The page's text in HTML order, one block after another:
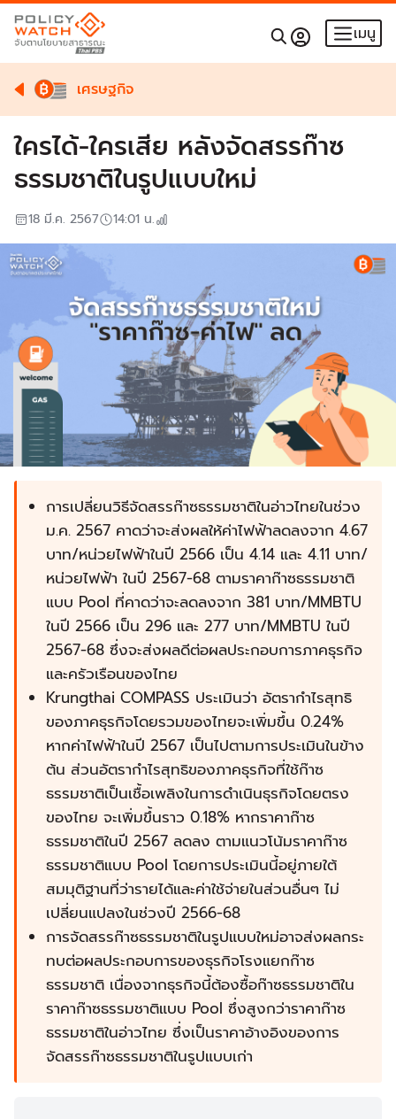
เมนู
เศรษฐกิจ
ใครได้-ใครเสีย หลังจัดสรรก๊าซ
ธรรมชาติในรูปแบบใหม่
18 มี.ค. 2567 14:01 น.
การเปลี่ยนวิธีจัดสรรก๊าซธรรมชาติในอ่าวไทยในช่วง
ม.ค. 2567 คาดว่าจะส่งผลให้ค่าไฟฟ้าลดลงจาก 4.67
บาท/หน่วยไฟฟ้าในปี 2566 เป็น 4.14 และ 4.11 บาท/
หน่วยไฟฟ้า ในปี 2567-68 ตามราคาก๊าซธรรมชาติ
แบบ Pool ที่คาดว่าจะลดลงจาก 381 บาท/MMBTU
ในปี 2566 เป็น 296 และ 277 บาท/MMBTU ในปี
2567-68 ซึ่งจะส่งผลดีต่อผลประกอบการภาคธุรกิจ
และครัวเรือนของไทย
Krungthai COMPASS ประเมินว่า อัตรากำไรสุทธิ
ของภาคธุรกิจโดยรวมของไทยจะเพิ่มขึ้น 0.24%
หากค่าไฟฟ้าในปี 2567 เป็นไปตามการประเมินในข้าง
ต้น ส่วนอัตรากำไรสุทธิของภาคธุรกิจที่ใช้ก๊าซ
ธรรมชาติเป็นเชื้อเพลิงในการดำเนินธุรกิจโดยตรง
ของไทย จะเพิ่มขึ้นราว 0.18% หากราคาก๊าซ
ธรรมชาติในปี 2567 ลดลง ตามแนวโน้มราคาก๊าซ
ธรรมชาติแบบ Pool โดยการประเมินนี้อยู่ภายใต้
สมมุติฐานที่ว่ารายได้และค่าใช้จ่ายในส่วนอื่นๆ ไม่
เปลี่ยนแปลงในช่วงปี 2566-68
การจัดสรรก๊าซธรรมชาติในรูปแบบใหม่อาจส่งผลกระ
ทบต่อผลประกอบการของธุรกิจโรงแยกก๊าซ
ธรรมชาติ เนื่องจากธุรกิจนี้ต้องซื้อก๊าซธรรมชาติใน
ราคาก๊าซธรรมชาติแบบ Pool ซึ่งสูงกว่าราคาก๊าซ
ธรรมชาติในอ่าวไทย ซึ่งเป็นราคาอ้างอิงของการ
จัดสรรก๊าซธรรมชาติในรูปแบบเก่า